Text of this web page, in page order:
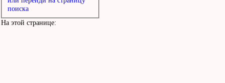
поиска
На этой странице: